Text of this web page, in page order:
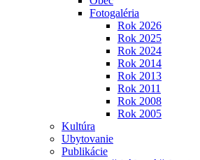
Fotogaléria
Rok 2026
Rok 2025
Rok 2024
Rok 2014
Rok 2013
Rok 2011
Rok 2008
Rok 2005
Kultúra
Ubytovanie
Publikácie